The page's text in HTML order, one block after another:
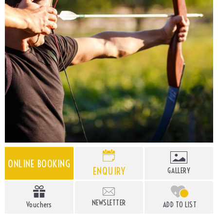
ONLINE BOOKING
ENQUIRY GALLERY
Vouchers NEWSLETTER ADD TO LIST
+